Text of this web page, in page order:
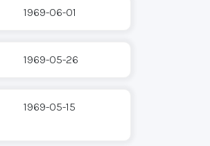
1969-06-01
1969-05-26
1969-05-15